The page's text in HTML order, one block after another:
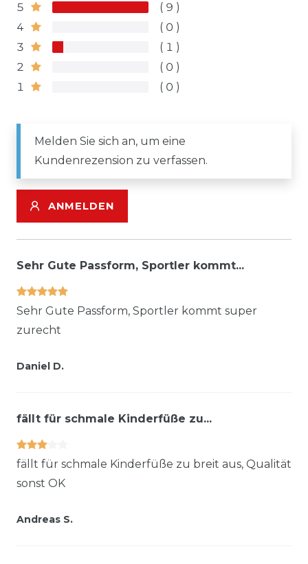
5
9
4
0
3
1
2
0
1
0
Melden Sie sich an, um eine
Kundenrezension zu verfassen.
ANMELDEN
Sehr Gute Passform, Sportler kommt...
Sehr Gute Passform, Sportler kommt super
zurecht
Daniel D.
fällt für schmale Kinderfüße zu...
fällt für schmale Kinderfüße zu breit aus, Qualität
sonst OK
Andreas S.